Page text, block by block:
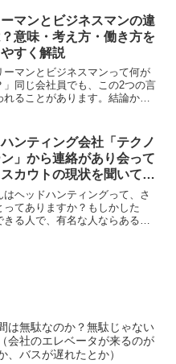
マンとビジネスマンの違
意味・考え方・働き方を
すく解説
ーマンとビジネスマンって何が
」同じ会社員でも、この2つの言
れることがあります。結論から
との会話でこの違いについて考
があります。今...
ンティング会社「テクノ
」から連絡があり会って
カウトの現状を聞いてみ
はヘッドハンティングって、さ
ってありますか？もしかした
きる人で、有名な人ならあるか
は無駄なのか？無駄じゃない
会社のエレベータが来るのが
、バスが遅れたとか）